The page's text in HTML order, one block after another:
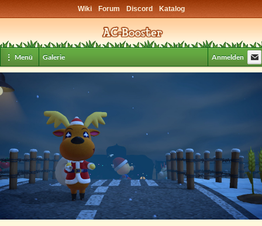
Wiki Forum Discord Katalog
⋮ Menü Galerie Anmelden